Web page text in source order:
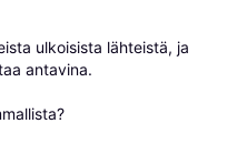
ulkoisista lähteistä, ja
antavina.